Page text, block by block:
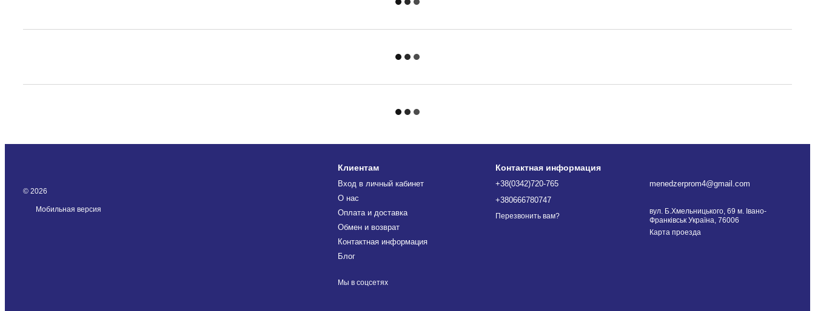
© 2026
Мобильная версия
Клиентам
Вход в личный кабинет
О нас
Оплата и доставка
Обмен и возврат
Контактная информация
Блог
Мы в соцсетях
Контактная информация
+38(0342)720-765
+380666780747
Перезвонить вам?
menedzerprom4@gmail.com
вул. Б.Хмельницького, 69 м. Івано-
Франківськ Україна, 76006
Карта проезда